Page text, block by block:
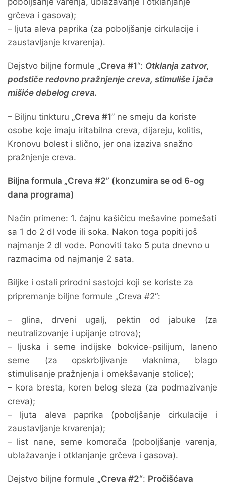
grčeva i gasova);
– ljuta aleva paprika (za poboljšanje cirkulacije i
zaustavljanje krvarenja).
Dejstvo biljne formule „Creva #1“: Otklanja zatvor,
podstiče redovno pražnjenje creva, stimuliše i jača
mišiće debelog creva.
– Biljnu tinkturu „Creva #1” ne smeju da koriste
osobe koje imaju iritabilna creva, dijareju, kolitis,
Kronovu bolest i slično, jer ona izaziva snažno
pražnjenje creva.
Biljna formula „Creva #2” (konzumira se od 6-og
dana programa)
Način primene: 1. čajnu kašičicu mešavine pomešati
sa 1 do 2 dl vode ili soka. Nakon toga popiti još
najmanje 2 dl vode. Ponoviti tako 5 puta dnevno u
razmacima od najmanje 2 sata.
Biljke i ostali prirodni sastojci koji se koriste za
pripremanje biljne formule „Creva #2“:
– glina, drveni ugalj, pektin od jabuke (za
neutralizovanje i upijanje otrova);
– ljuska i seme indijske bokvice-psilijum, laneno
seme (za opskrbljivanje vlaknima, blago
stimulisanje pražnjenja i omekšavanje stolice);
– kora bresta, koren belog sleza (za podmazivanje
creva);
– ljuta aleva paprika (poboljšanje cirkulacije i
zaustavljanje krvarenja);
– list nane, seme komorača (poboljšanje varenja,
ublažavanje i otklanjanje grčeva i gasova).
Dejstvo biljne formule „Creva #2“: Pročišćava